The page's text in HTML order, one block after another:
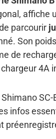
affiche
parcourir
Son
de
4A
Shimano
infos